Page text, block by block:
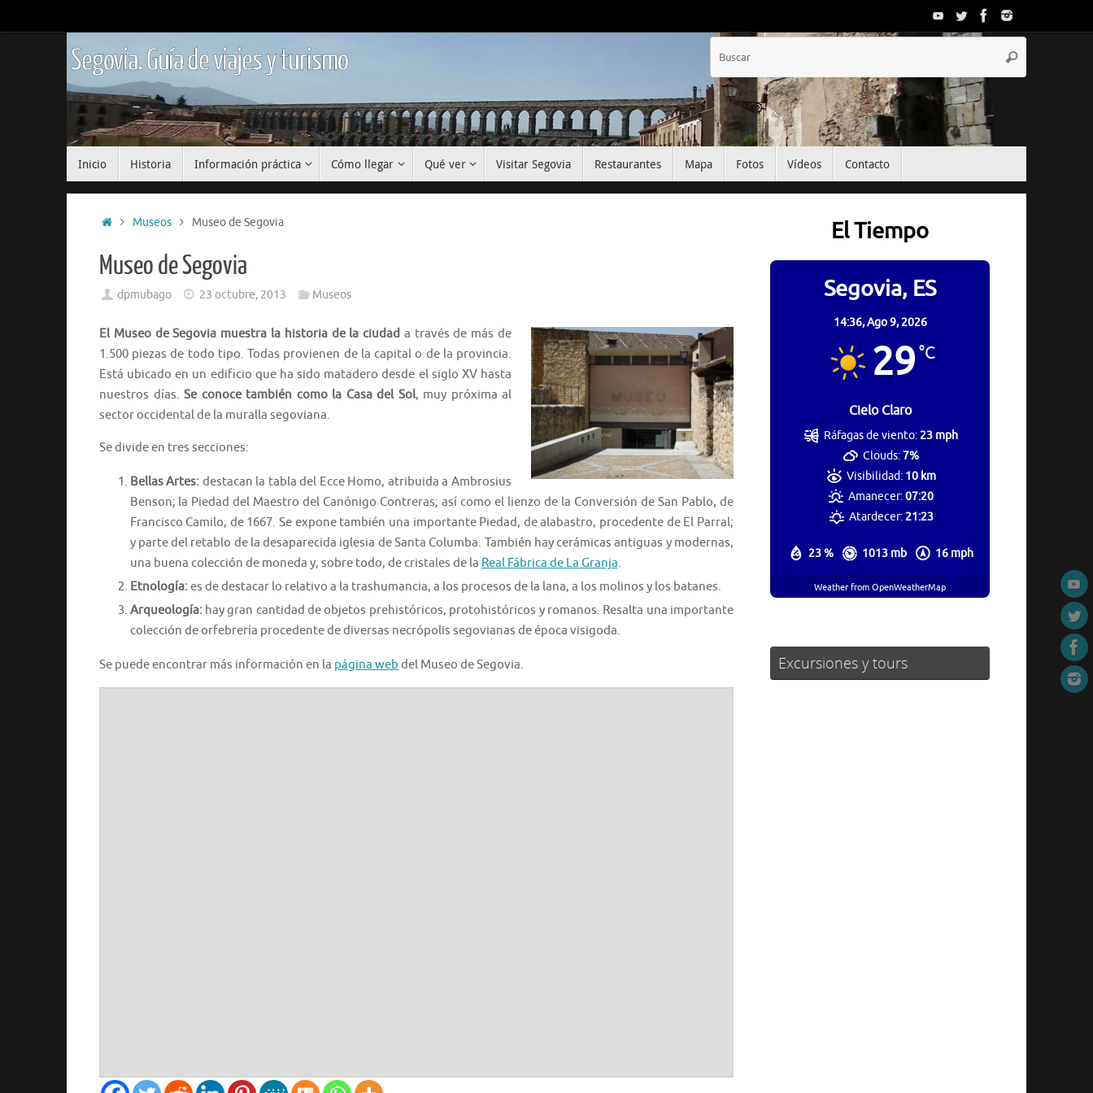
al
Segovia. Guía de viajes y turismo Buscar
Inicio Historia Información práctica Cómo llegar Qué ver Visitar Segovia Restaurantes Mapa Fotos Vídeos Contacto
InicioMuseos Museo de Segovia
Museo de Segovia
dpmubago 23 octubre, 2013 Museos
El Museo de Segovia muestra la historia de la ciudad a través de más de
1.500 piezas de todo tipo. Todas provienen de la capital o de la provincia.
Está ubicado en un edificio que ha sido matadero desde el siglo XV hasta
nuestros días. Se conoce también como la Casa del Sol, muy próxima al
sector occidental de la muralla segoviana.
Se divide en tres secciones:
Bellas Artes: destacan la tabla del Ecce Homo, atribuida a Ambrosius
Benson; la Piedad del Maestro del Canónigo Contreras; así como el lienzo de la Conversión de San Pablo, de
Francisco Camilo, de 1667. Se expone también una importante Piedad, de alabastro, procedente de El Parral;
y parte del retablo de la desaparecida iglesia de Santa Columba. También hay cerámicas antiguas y modernas,
una buena colección de moneda y, sobre todo, de cristales de la Real Fábrica de La Granja.
Etnología:es de destacar lo relativo a la trashumancia, a los procesos de la lana, a los molinos y los batanes.
Arqueología:hay gran cantidad de objetos prehistóricos, protohistóricos y romanos. Resalta una importante
colección de orfebrería procedente de diversas necrópolis segovianas de época visigoda.
Se puede encontrar más información en la página web del Museo de Segovia.
El Tiempo
Segovia, ES
14:36,Ago 9, 2026
29°C
Cielo Claro
23 % 1013 mb 16 mph
Ráfagas de viento:23 mph
Clouds:7%
Visibilidad: 10 km
Amanecer:07:20
Atardecer:21:23
Weather from OpenWeatherMap
Excursiones y tours